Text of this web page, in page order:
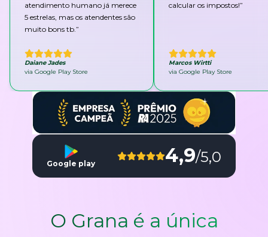
atendimento humano já merece
5 estrelas, mas os atendentes são
muito bons tb.”
Daiane Jades
via Google Play Store
calcular os impostos!”
Marcos Wirtti
via Google Play Store
Google play 4,9/5,0
O Grana é a única